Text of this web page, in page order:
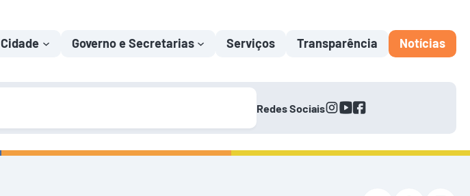
Cidade Governo e Secretarias Serviços Transparência Notícias
Redes Sociaisinstagram
youtube
facebook